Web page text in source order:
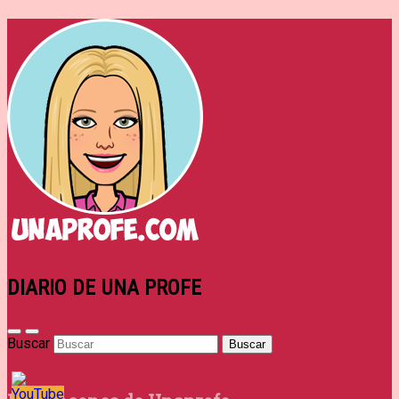
DIARIO DE UNA PROFE
Buscar